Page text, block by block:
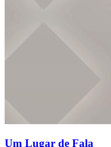
Um Lugar de Fala